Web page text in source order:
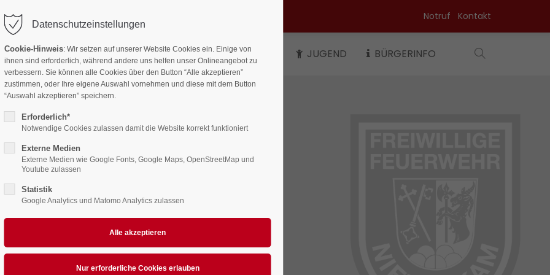
ipsum dolor sit amet:
/ 365days
support for our customers
8:00am - 5:00pm(GMT
Cybersteel Inc.
376-293 City Road, Suite 600
Have any questions?
Drop us a line
About us
Notruf Kontakt
AKTUELLES & EINSÄTZE ÜBER UNS TECHNIK JUGEND BÜRGERINFO
Datenschutzeinstellungen
Cookie-Hinweis: Wir setzen auf unserer Website Cookies ein. Einige von
ihnen sind erforderlich, während andere uns helfen unser Onlineangebot zu
verbessern. Sie können alle Cookies über den Button “Alle akzeptieren”
zustimmen, oder Ihre eigene Auswahl vornehmen und diese mit dem Button
“Auswahl akzeptieren” speichern.
Erforderlich*
Notwendige Cookies zulassen damit die Website korrekt funktioniert
Externe Medien
Externe Medien wie Google Fonts, Google Maps, OpenStreetMap und
Youtube zulassen
Statistik
Google Analytics und Matomo Analytics zulassen